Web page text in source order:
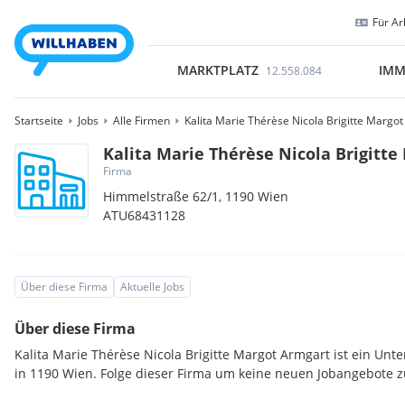
Für
MARKTPLATZ 12.558.084
Startseite Jobs Alle Firmen Kalita Marie Thérèse Nicola Brigitte
Kalita Marie Thérèse Nicola Brigitte
Firma
Himmelstraße 62/1, 1190Wien
ATU68431128
Über diese Firma Aktuelle Jobs
Über diese Firma
Kalita Marie Thérèse Nicola Brigitte Margot Armgart ist ein
in 1190 Wien. Folge dieser Firma um keine neuen Jobangebote